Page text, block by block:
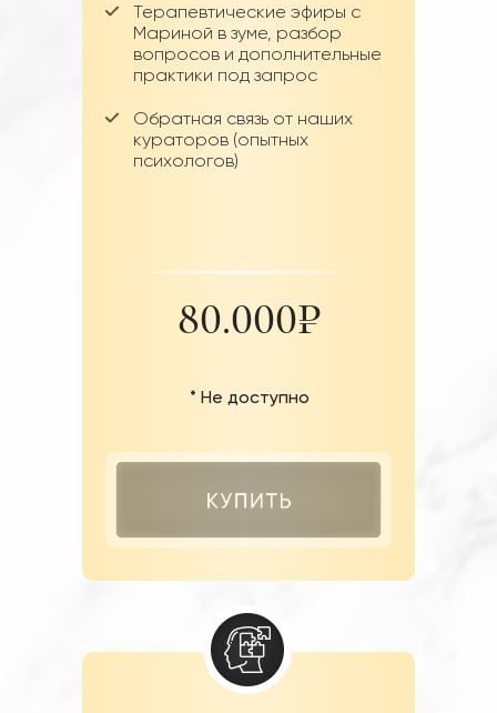
Терапевтические эфиры с
Мариной в зуме, разбор
вопросов и дополнительные
практики под запрос
80.000₽
* Не доступно
Обратная связь от наших
кураторов (опытных
психологов)